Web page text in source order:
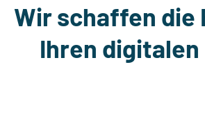
Wir schaffen die
Ihren